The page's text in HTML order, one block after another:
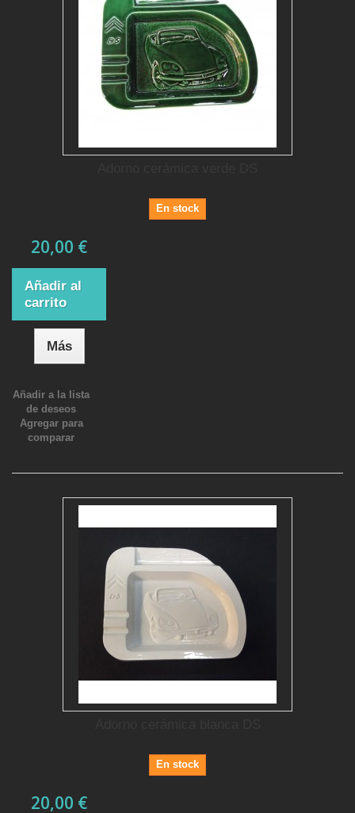
En stock
20,00 €
Añadir al
carrito
Más
Añadir a la lista
de deseos
Agregar para
comparar
En stock
20,00 €